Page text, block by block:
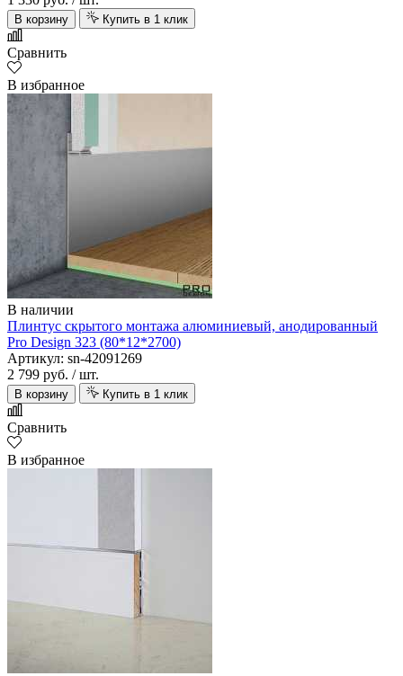
В корзину Купить в 1 клик
Сравнить
В избранное
В наличии
Плинтус скрытого монтажа алюминиевый, анодированный
Pro Design 323 (80*12*2700)
Артикул: sn-42091269
2 799 руб. / шт.
В корзину Купить в 1 клик
Сравнить
В избранное